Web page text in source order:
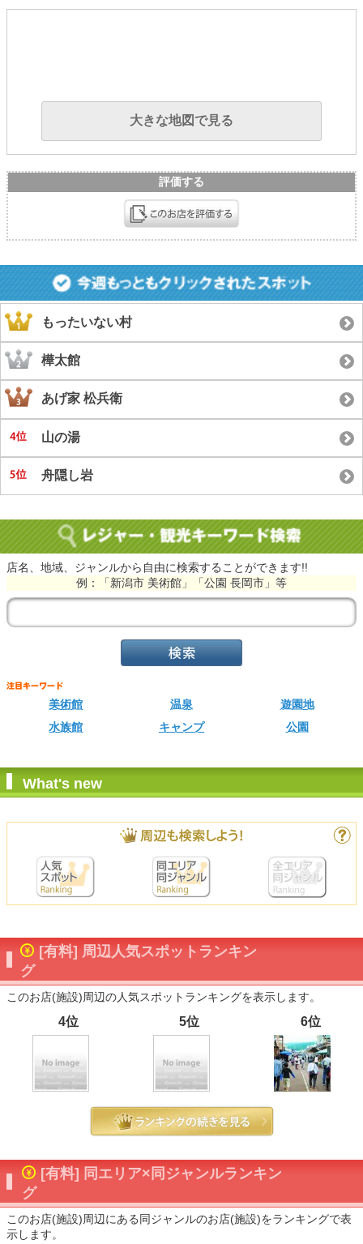
大きな地図で見る
評価する
もったいない村
樺太館
あげ家 松兵衛
山の湯
舟隠し岩
店名、地域、ジャンルから自由に検索することができます!!
例：「新潟市 美術館」「公園 長岡市」等
美術館 温泉
遊園地
水族館
キャンプ 公園
What's new
[有料] 周辺人気スポットランキン
グ
このお店(施設)周辺の人気スポットランキングを表示します。
4位 5位 6位
[有料] 同エリア×同ジャンルランキン
グ
このお店(施設)周辺にある同ジャンルのお店(施設)をランキングで表
示します。